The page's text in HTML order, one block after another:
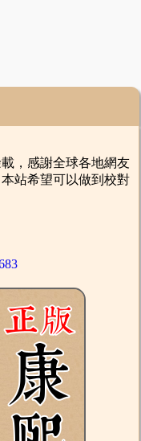
，感謝全球各地網友
站希望可以做到校對